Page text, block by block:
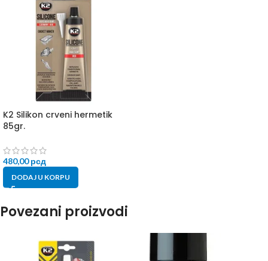
K2 Silikon crveni hermetik
85gr.
480,00рсд
DODAJ U KORPU
Povezani proizvodi